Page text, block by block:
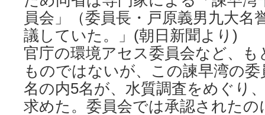
員会」（委員長・戸原義男九大名
議していた。」(朝日新聞より)
官庁の環境アセス委員会など、
ものではないが、この諫早湾の
名の内5名が、水質調査をめぐり
求めた。委員会では承認されたの